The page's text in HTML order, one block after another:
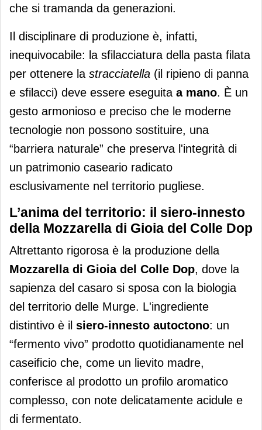
che si tramanda da generazioni.
Il disciplinare di produzione è, infatti,
inequivocabile: la sfilacciatura della pasta filata
per ottenere la stracciatella (il ripieno di panna
e sfilacci) deve essere eseguita a mano. È un
gesto armonioso e preciso che le moderne
tecnologie non possono sostituire, una
“barriera naturale” che preserva l'integrità di
un patrimonio caseario radicato
esclusivamente nel territorio pugliese.
L’anima del territorio: il siero-innesto
della Mozzarella di Gioia del Colle Dop
Altrettanto rigorosa è la produzione della
Mozzarella di Gioia del Colle Dop, dove la
sapienza del casaro si sposa con la biologia
del territorio delle Murge. L'ingrediente
distintivo è il siero-innesto autoctono: un
“fermento vivo” prodotto quotidianamente nel
caseificio che, come un lievito madre,
conferisce al prodotto un profilo aromatico
complesso, con note delicatamente acidule e
di fermentato.